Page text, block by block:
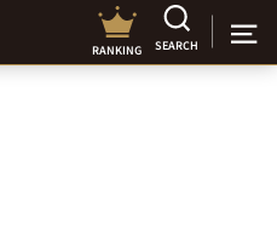
RANKING SEARCH